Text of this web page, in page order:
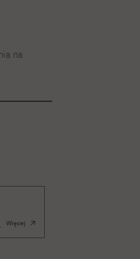
na
Więcej